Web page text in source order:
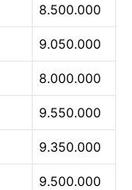
8.500.000
9.050.000
8.000.000
9.550.000
9.350.000
9.500.000